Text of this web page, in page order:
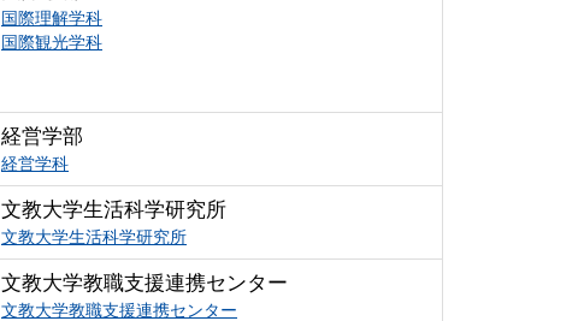
国際理解学科
国際観光学科
経営学部
経営学科
文教大学生活科学研究所
文教大学生活科学研究所
文教大学教職支援連携センター
文教大学教職支援連携センター